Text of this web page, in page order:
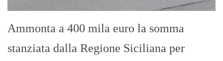
Ammonta a 400 mila euro la somma
stanziata dalla Regione Siciliana per